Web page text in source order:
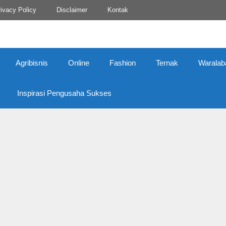
Policy Disclaimer Kontak
Agribisnis Online Fashion Ternak
Inspirasi Pengusaha Sukses